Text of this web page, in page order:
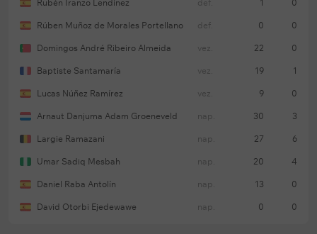
Rubén Iranzo Lendínez def. 1 0
Rúben Muñoz de Morales Portellano def. 0 0
Domingos André Ribeiro Almeida vez. 22 0
Baptiste Santamaría vez. 19 1
Lucas Núñez Ramírez vez. 9 0
Arnaut Danjuma Adam Groeneveld nap. 30 3
Largie Ramazani nap. 27 6
Umar Sadiq Mesbah nap. 20 4
Daniel Raba Antolín nap. 13 0
David Otorbi Ejedewawe nap. 0 0